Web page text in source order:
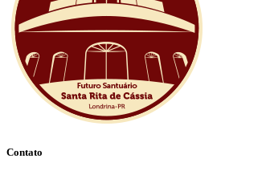
Contato